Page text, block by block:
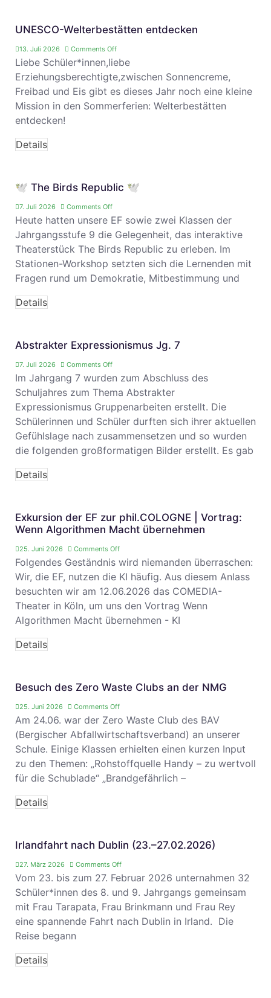
UNESCO-Welterbestätten entdecken
13. Juli 2026 Comments Off
Liebe Schüler*innen,liebe
Erziehungsberechtigte,zwischen Sonnencreme,
Freibad und Eis gibt es dieses Jahr noch eine kleine
Mission in den Sommerferien: Welterbestätten
entdecken!
Details
🕊️ The Birds Republic 🕊️
7. Juli 2026 Comments Off
Heute hatten unsere EF sowie zwei Klassen der
Jahrgangsstufe 9 die Gelegenheit, das interaktive
Theaterstück The Birds Republic zu erleben. Im
Stationen-Workshop setzten sich die Lernenden mit
Fragen rund um Demokratie, Mitbestimmung und
Details
Abstrakter Expressionismus Jg. 7
7. Juli 2026 Comments Off
Im Jahrgang 7 wurden zum Abschluss des
Schuljahres zum Thema Abstrakter
Expressionismus Gruppenarbeiten erstellt. Die
Schülerinnen und Schüler durften sich ihrer aktuellen
Gefühlslage nach zusammensetzen und so wurden
die folgenden großformatigen Bilder erstellt. Es gab
Details
Exkursion der EF zur phil.COLOGNE | Vortrag:
Wenn Algorithmen Macht übernehmen
25. Juni 2026 Comments Off
Folgendes Geständnis wird niemanden überraschen:
Wir, die EF, nutzen die KI häufig. Aus diesem Anlass
besuchten wir am 12.06.2026 das COMEDIA-
Theater in Köln, um uns den Vortrag Wenn
Algorithmen Macht übernehmen - KI
Details
Besuch des Zero Waste Clubs an der NMG
25. Juni 2026 Comments Off
Am 24.06. war der Zero Waste Club des BAV
(Bergischer Abfallwirtschaftsverband) an unserer
Schule. Einige Klassen erhielten einen kurzen Input
zu den Themen: „Rohstoffquelle Handy – zu wertvoll
für die Schublade“ „Brandgefährlich –
Details
Irlandfahrt nach Dublin (23.–27.02.2026)
27. März 2026 Comments Off
Vom 23. bis zum 27. Februar 2026 unternahmen 32
Schüler*innen des 8. und 9. Jahrgangs gemeinsam
mit Frau Tarapata, Frau Brinkmann und Frau Rey
eine spannende Fahrt nach Dublin in Irland. Die
Reise begann
Details